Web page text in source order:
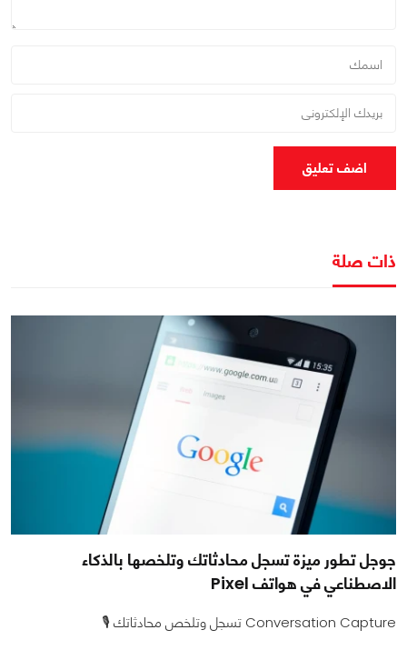
اضف تعليق
ذات صلة
جوجل تطور ميزة تسجل محادثاتك وتلخصها بالذكاء
الاصطناعي في هواتف Pixel
Conversation Capture تسجل وتلخص محادثاتك 🎙️